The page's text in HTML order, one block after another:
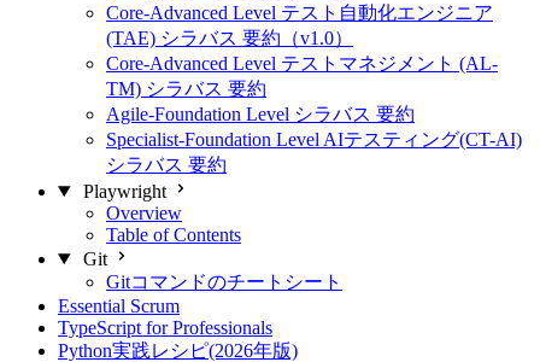
Core-Advanced Level テスト自動化エンジニア
(TAE) シラバス 要約（v1.0）
Core-Advanced Level テストマネジメント (AL-
TM) シラバス 要約
Agile-Foundation Level シラバス 要約
Specialist-Foundation Level AIテスティング(CT-AI)
シラバス 要約
Playwright
Overview
Table of Contents
Git
Gitコマンドのチートシート
Essential Scrum
TypeScript for Professionals
Python実践レシピ(2026年版)